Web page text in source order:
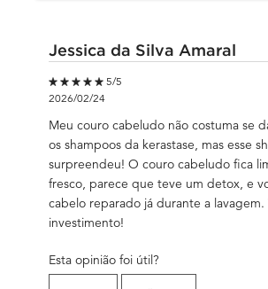
Jessica da Silva Amaral
5 out of 5 stars.
5/5
2026/02/24
Meu couro cabeludo não costuma se
os shampoos da kerastase, mas esse
surpreendeu! O couro cabeludo fica
fresco, parece que teve um detox, e
cabelo reparado já durante a lavagem.
investimento!
Esta opinião foi útil?